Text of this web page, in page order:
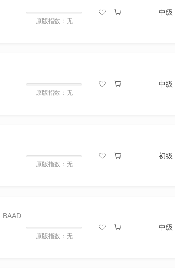
原版指数：无
中级
原版指数：无
中级
原版指数：无
初级
BAAD
原版指数：无
中级